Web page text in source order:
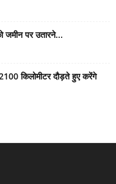
जमीन पर उतारने...
किलोमीटर दौड़ते हुए करेंगे